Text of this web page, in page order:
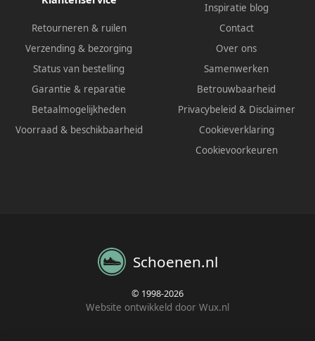
Retourneren & ruilen
Verzending & bezorging
Status van bestelling
Garantie & reparatie
Betaalmogelijkheden
Voorraad & beschikbaarheid
Inspiratie blog
Contact
Over ons
Samenwerken
Betrouwbaarheid
Privacybeleid & Disclaimer
Cookieverklaring
Cookievoorkeuren
Schoenen.nl
© 1998-2026
Website ontwikkeld door Wux.nl